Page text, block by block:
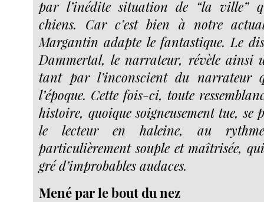
par l’inédite situation de “la ville”
chiens. Car c’est bien à notre
Margantin adapte le fantastique. Le
Dammertal, le narrateur, révèle ainsi
tant par l’inconscient du narrateur
l’époque. Cette fois-ci, toute
histoire, quoique soigneusement tue,
le lecteur en haleine, au
particulièrement souple et maîtrisée,
gré d’improbables audaces.
Mené par le bout du nez